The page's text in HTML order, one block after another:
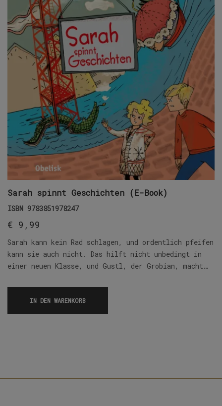
Sarah spinnt Geschichten (E-Book)
ISBN 9783851978247
€ 9,99
Sarah kann kein Rad schlagen, und ordentlich pfeifen
kann sie auch nicht. Das hilft nicht unbedingt in
einer neuen Klasse, und Gustl, der Grobian, macht…
IN DEN WARENKORB